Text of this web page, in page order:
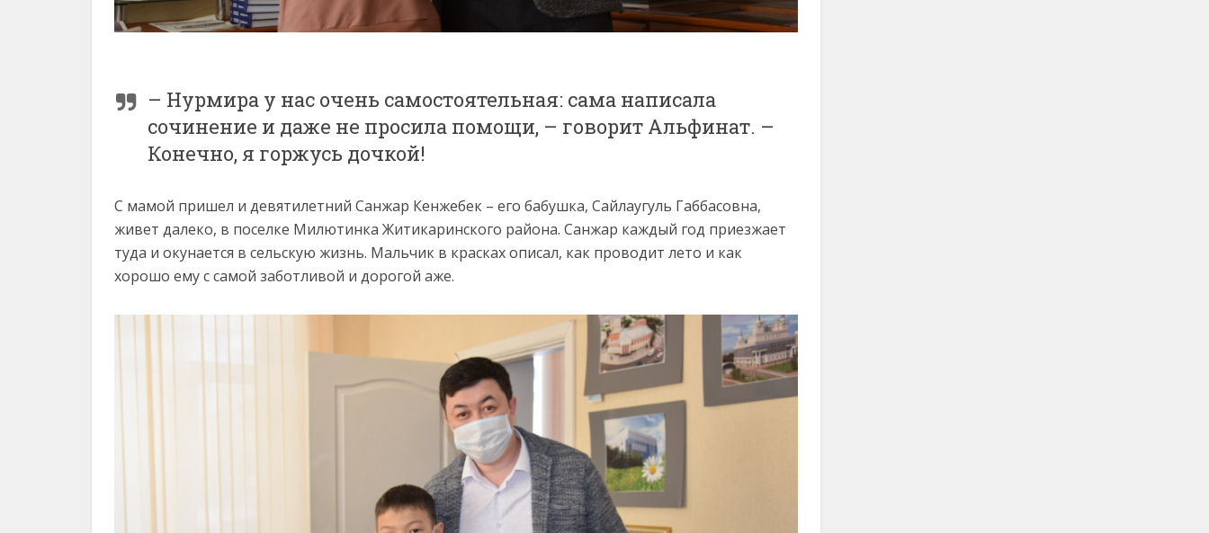
– Нурмира у нас очень самостоятельная: сама написала
сочинение и даже не просила помощи, – говорит Альфинат. –
Конечно, я горжусь дочкой!
С мамой пришел и девятилетний Санжар Кенжебек – его бабушка, Сайлаугуль Габбасовна,
живет далеко, в поселке Милютинка Житикаринского района. Санжар каждый год приезжает
туда и окунается в сельскую жизнь. Мальчик в красках описал, как проводит лето и как
хорошо ему с самой заботливой и дорогой аже.